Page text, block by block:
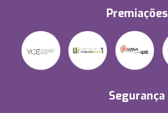
Premiações
Segurança